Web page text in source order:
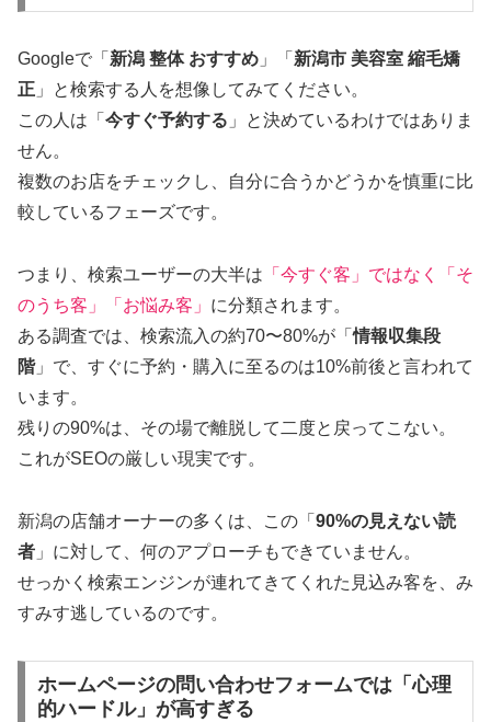
Googleで「 新潟 整体 おすすめ 」「 新潟市 美容室 縮毛矯
正 」と検索する人を想像してみてください。
この人は「 今すぐ予約する 」と決めているわけではありま
せん。
複数のお店をチェックし、自分に合うかどうかを慎重に比
較しているフェーズです。
つまり、検索ユーザーの大半は 「今すぐ客」ではなく「そ
のうち客」「お悩み客」 に分類されます。
ある調査では、検索流入の約70〜80%が「情報収集段
階」で、すぐに予約・購入に至るのは10%前後と言われて
います。
残りの90%は、その場で離脱して二度と戻ってこない。
これがSEOの厳しい現実です。
新潟の店舗オーナーの多くは、この「 90%の見えない読
者 」に対して、何のアプローチもできていません。
せっかく検索エンジンが連れてきてくれた見込み客を、み
すみす逃しているのです。
ホームページの問い合わせフォームでは「心理
的ハードル」が高すぎる